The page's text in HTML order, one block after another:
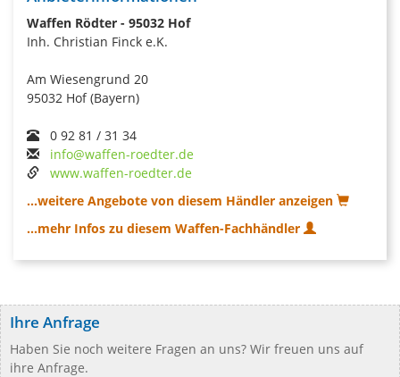
Waffen Rödter - 95032 Hof
Inh. Christian Finck e.K.
Am Wiesengrund 20
95032 Hof (Bayern)
0 92 81 / 31 34
info@waffen-roedter.de
www.waffen-roedter.de
...weitere Angebote von diesem Händler anzeigen
...mehr Infos zu diesem Waffen-Fachhändler
Ihre Anfrage
Haben Sie noch weitere Fragen an uns? Wir freuen uns auf
ihre Anfrage.